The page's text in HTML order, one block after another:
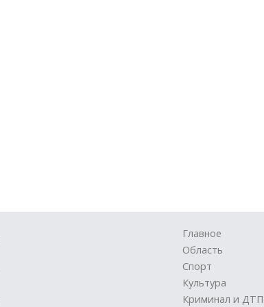
Главное
Область
Спорт
Культура
Криминал и ДТП